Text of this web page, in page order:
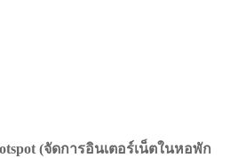
(จัดการอินเตอร์เน็ตในหอพัก